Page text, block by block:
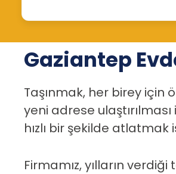
Gaziantep
Taşınmak, her birey için
yeni adrese
hızlı bir şekilde
Firmamız, yılların